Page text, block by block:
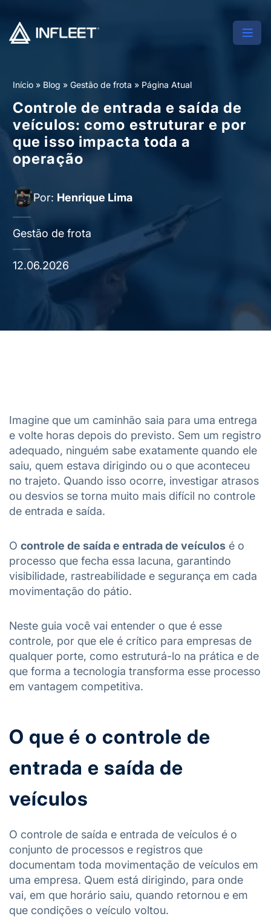
Início » Blog » Gestão de frota » Página Atual
Controle de entrada e saída de
veículos: como estruturar e por
que isso impacta toda a
operação
Por: Henrique Lima
Gestão de frota
12.06.2026
Imagine que um caminhão saia para uma entrega
e volte horas depois do previsto. Sem um registro
adequado, ninguém sabe exatamente quando ele
saiu, quem estava dirigindo ou o que aconteceu
no trajeto. Quando isso ocorre, investigar atrasos
ou desvios se torna muito mais difícil no controle
de entrada e saída.
O controle de saída e entrada de veículos é o
processo que fecha essa lacuna, garantindo
visibilidade, rastreabilidade e segurança em cada
movimentação do pátio.
Neste guia você vai entender o que é esse
controle, por que ele é crítico para empresas de
qualquer porte, como estruturá-lo na prática e de
que forma a tecnologia transforma esse processo
em vantagem competitiva.
O que é o controle de
entrada e saída de
veículos
O controle de saída e entrada de veículos é o
conjunto de processos e registros que
documentam toda movimentação de veículos em
uma empresa. Quem está dirigindo, para onde
vai, em que horário saiu, quando retornou e em
que condições o veículo voltou.